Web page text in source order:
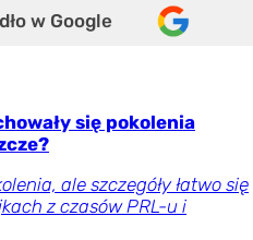
w Google
się pokolenia
ale szczegóły łatwo się
z czasów PRL-u i